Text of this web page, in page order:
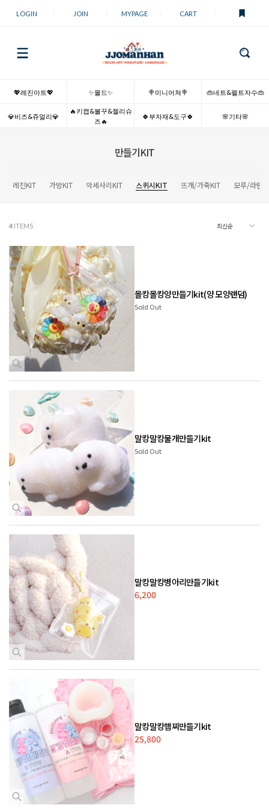
LOGIN JOIN MYPAGE CART
💖레진아트💖 ✨몰드✨ 🍭미니어쳐🍭 👜네트&펠트자수👜
💎비즈&쥬얼리💎
🔥키캡&볼꾸&젤리슈
즈🔥
🍀부자재&도구🍀 🌸기타🌸
만들기KIT
레진KIT 가방KIT 악세사리KIT 스퀴시KIT 뜨개/가죽KIT 모루/라탄
4 ITEMS
몰캉몰캉양만들기kit(양 모양랜덤)
Sold Out
말캉말캉물개만들기kit
Sold Out
말캉말캉병아리만들기kit
6,200
말캉말캉햄찌만들기kit
25,800